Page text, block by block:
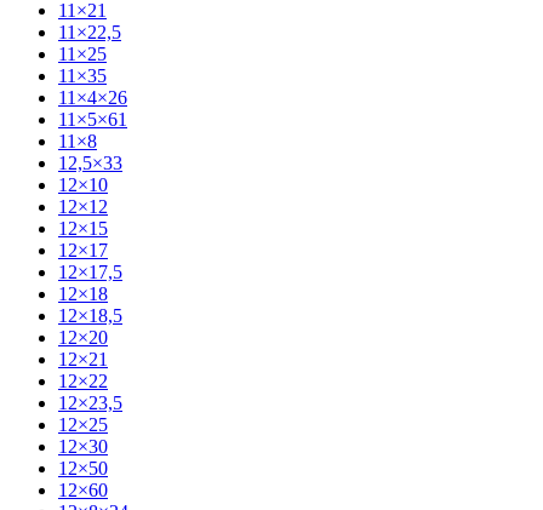
11×21
11×22,5
11×25
11×35
11×4×26
11×5×61
11×8
12,5×33
12×10
12×12
12×15
12×17
12×17,5
12×18
12×18,5
12×20
12×21
12×22
12×23,5
12×25
12×30
12×50
12×60